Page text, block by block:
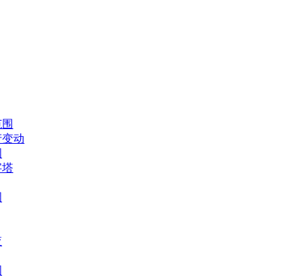
动
塔